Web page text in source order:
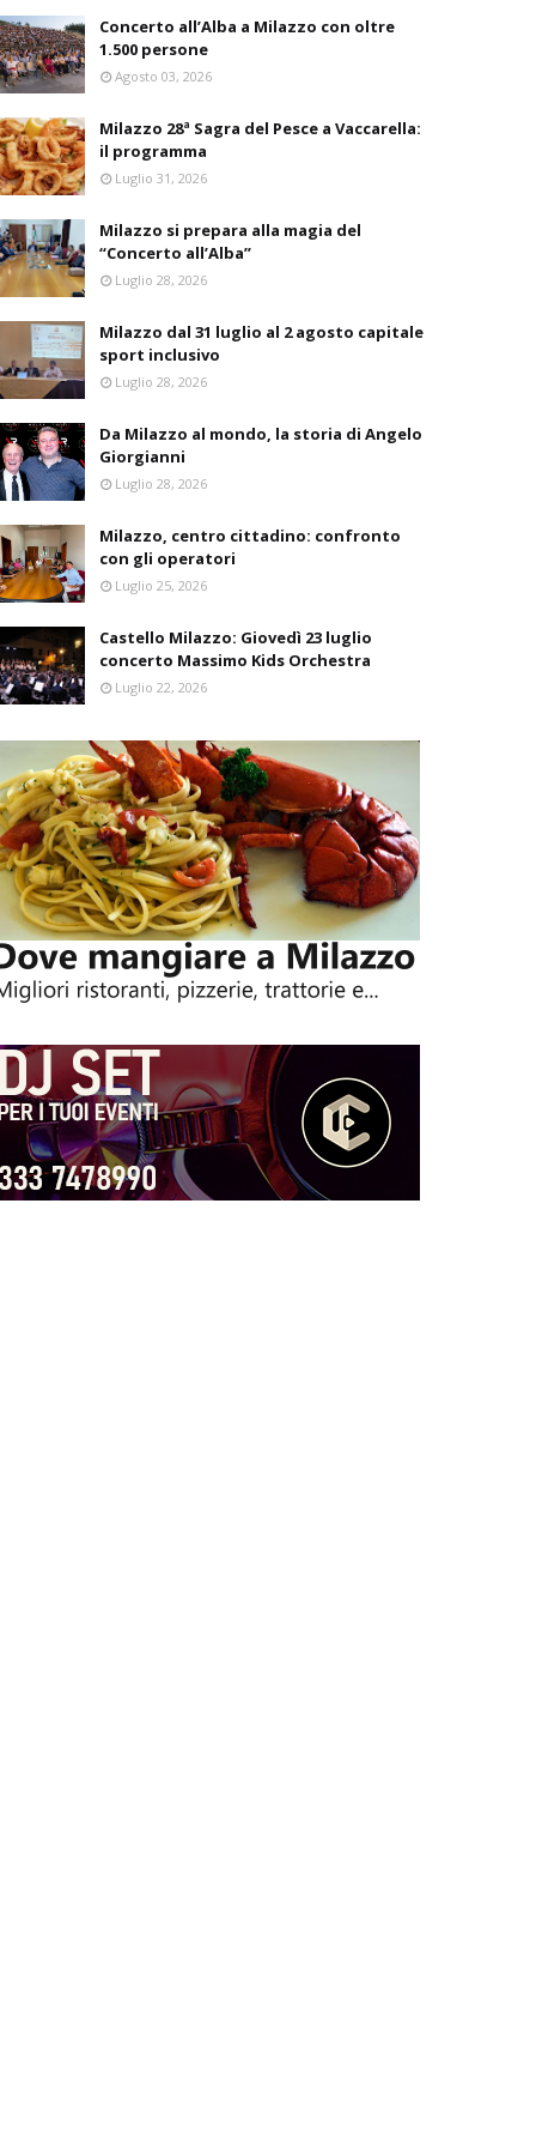
Concerto all’Alba a Milazzo con oltre
1.500 persone
Agosto 03, 2026
Milazzo 28ª Sagra del Pesce a Vaccarella:
il programma
Luglio 31, 2026
Milazzo si prepara alla magia del
“Concerto all’Alba”
Luglio 28, 2026
Milazzo dal 31 luglio al 2 agosto capitale
sport inclusivo
Luglio 28, 2026
Da Milazzo al mondo, la storia di Angelo
Giorgianni
Luglio 28, 2026
Milazzo, centro cittadino: confronto
con gli operatori
Luglio 25, 2026
Castello Milazzo: Giovedì 23 luglio
concerto Massimo Kids Orchestra
Luglio 22, 2026